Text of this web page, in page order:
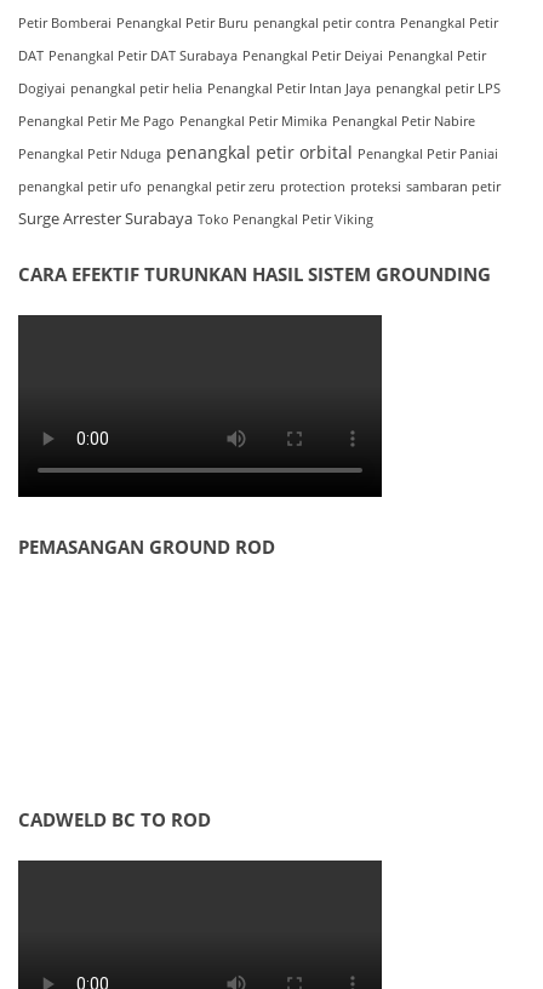
Petir Bomberai Penangkal Petir Buru penangkal petir contra Penangkal Petir
DAT Penangkal Petir DAT Surabaya Penangkal Petir Deiyai Penangkal Petir
Dogiyai penangkal petir helia Penangkal Petir Intan Jaya penangkal petir LPS
Penangkal Petir Me Pago Penangkal Petir Mimika Penangkal Petir Nabire
Penangkal Petir Nduga penangkal petir orbital Penangkal Petir Paniai
penangkal petir ufo penangkal petir zeru protection proteksi sambaran petir
Surge Arrester Surabaya Toko Penangkal Petir Viking
CARA EFEKTIF TURUNKAN HASIL SISTEM GROUNDING
PEMASANGAN GROUND ROD
CADWELD BC TO ROD